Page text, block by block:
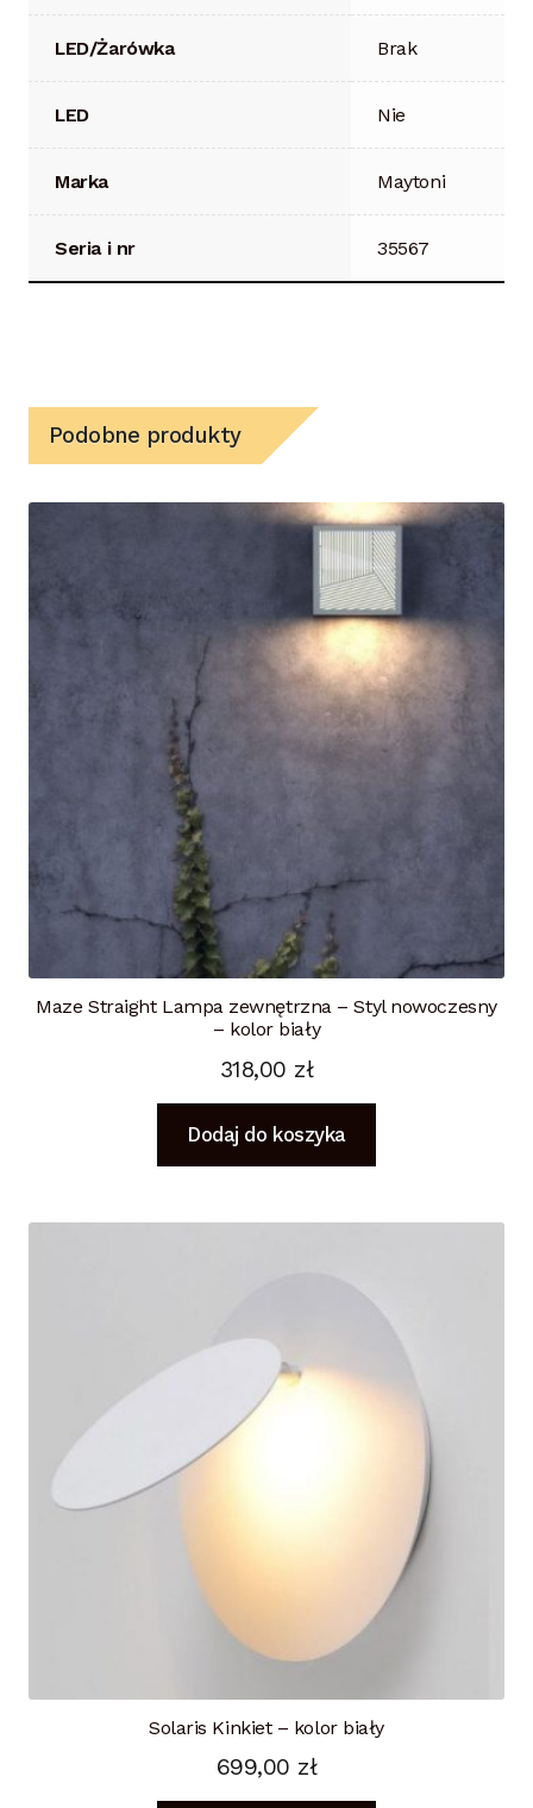
LED/Żarówka Brak
LED Nie
Marka Maytoni
Seria i nr 35567
Podobne produkty
Maze Straight Lampa zewnętrzna – Styl nowoczesny
– kolor biały
318,00 zł
Dodaj do koszyka
Solaris Kinkiet – kolor biały
699,00 zł